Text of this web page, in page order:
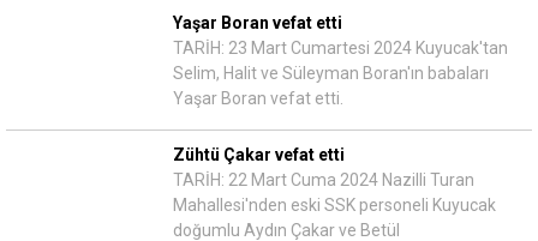
Yaşar Boran vefat etti
TARİH: 23 Mart Cumartesi 2024 Kuyucak'tan
Selim, Halit ve Süleyman Boran'ın babaları
Yaşar Boran vefat etti.
Zühtü Çakar vefat etti
TARİH: 22 Mart Cuma 2024 Nazilli Turan
Mahallesi'nden eski SSK personeli Kuyucak
doğumlu Aydın Çakar ve Betül